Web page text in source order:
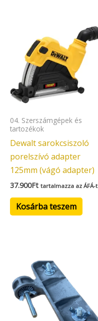
04. Szerszámgépek és
tartozékok
Dewalt sarokcsiszoló
porelszívó adapter
125mm (vágó adapter)
37.900Ft tartalmazza az ÁFÁ-t
Kosárba teszem